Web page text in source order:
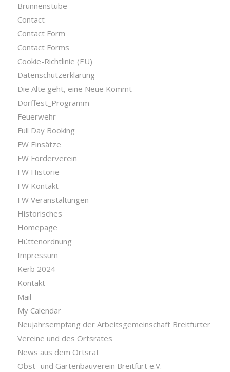
Brunnenstube
Contact
Contact Form
Contact Forms
Cookie-Richtlinie (EU)
Datenschutzerklärung
Die Alte geht, eine Neue Kommt
Dorffest_Programm
Feuerwehr
Full Day Booking
FW Einsätze
FW Förderverein
FW Historie
FW Kontakt
FW Veranstaltungen
Historisches
Homepage
Hüttenordnung
Impressum
Kerb 2024
Kontakt
Mail
My Calendar
Neujahrsempfang der Arbeitsgemeinschaft Breitfurter
Vereine und des Ortsrates
News aus dem Ortsrat
Obst- und Gartenbauverein Breitfurt e.V.